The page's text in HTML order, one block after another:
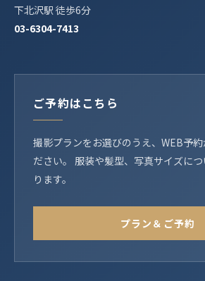
下北沢駅 徒歩6分
03-6304-7413
ご予約はこちら
撮影プランをお選びのうえ、WEB予
ださい。 服装や髪型、写真サイズに
ります。
プラン＆ご予約